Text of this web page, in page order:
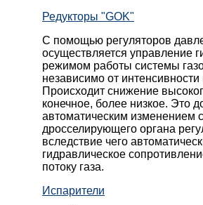
Редукторы "GOK"
С помощью регуляторов
осуществляется управление
режимом работы системы
независимо от интенсивности
Происходит снижение
конечное, более низкое. Это
автоматическим изменением
дросселирующего органа
вследствие чего
гидравлическое
потоку газа.
Испарители